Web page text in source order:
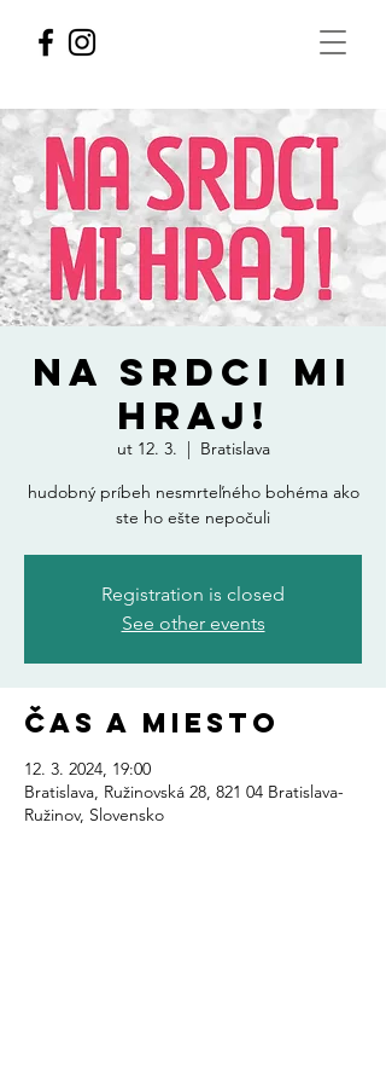
NA SRDCI MI
HRAJ!
ut 12. 3.
  |
Bratislava
hudobný príbeh nesmrteľného bohéma ako
ste ho ešte nepočuli
Registration is closed
See other events
Čas a miesto
12. 3. 2024, 19:00
Bratislava, Ružinovská 28, 821 04 Bratislava-
Ružinov, Slovensko